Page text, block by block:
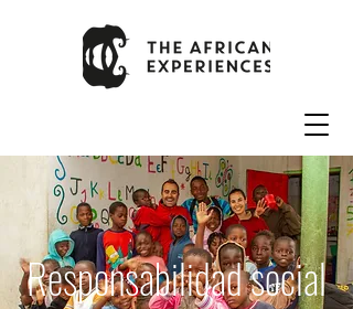
Responsabilidad social